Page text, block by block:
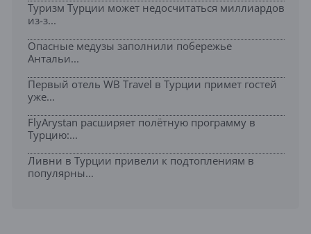
Туризм Турции может недосчитаться миллиардов
из-з...
Опасные медузы заполнили побережье
Антальи...
Первый отель WB Travel в Турции примет гостей
уже...
FlyArystan расширяет полётную программу в
Турцию:...
Ливни в Турции привели к подтоплениям в
популярны...